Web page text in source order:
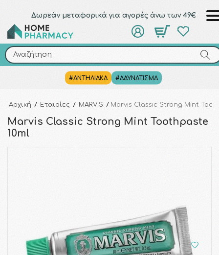
Δωρεάν μεταφορικά για αγορές άνω των 49€
Αναζήτηση
#ΑΝΤΗΛΙΑΚΑ #ΑΔΥΝΑΤΙΣΜΑ
Αναζήτηση
Αρχική / Εταιρίες / MARVIS / Marvis Classic Strong Mint
Marvis Classic Strong Mint Toothpaste
10ml